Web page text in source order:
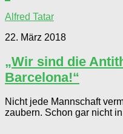
Alfred Tatar
22. März 2018
„Wir sind die
Barcelona!“
Nicht jede Mannschaft
zaubern. Schon gar nicht